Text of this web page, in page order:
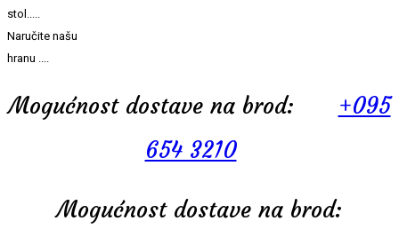
stol.....
Naručite našu
hranu ....
Mogućnost dostave na brod:
+095
654 3210
Mogućnost dostave na brod: